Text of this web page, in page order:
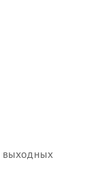
выходных